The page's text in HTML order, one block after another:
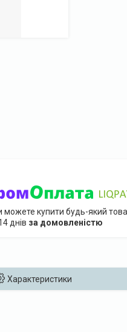
можете купити будь-який
днів за домовленістю
Характеристики